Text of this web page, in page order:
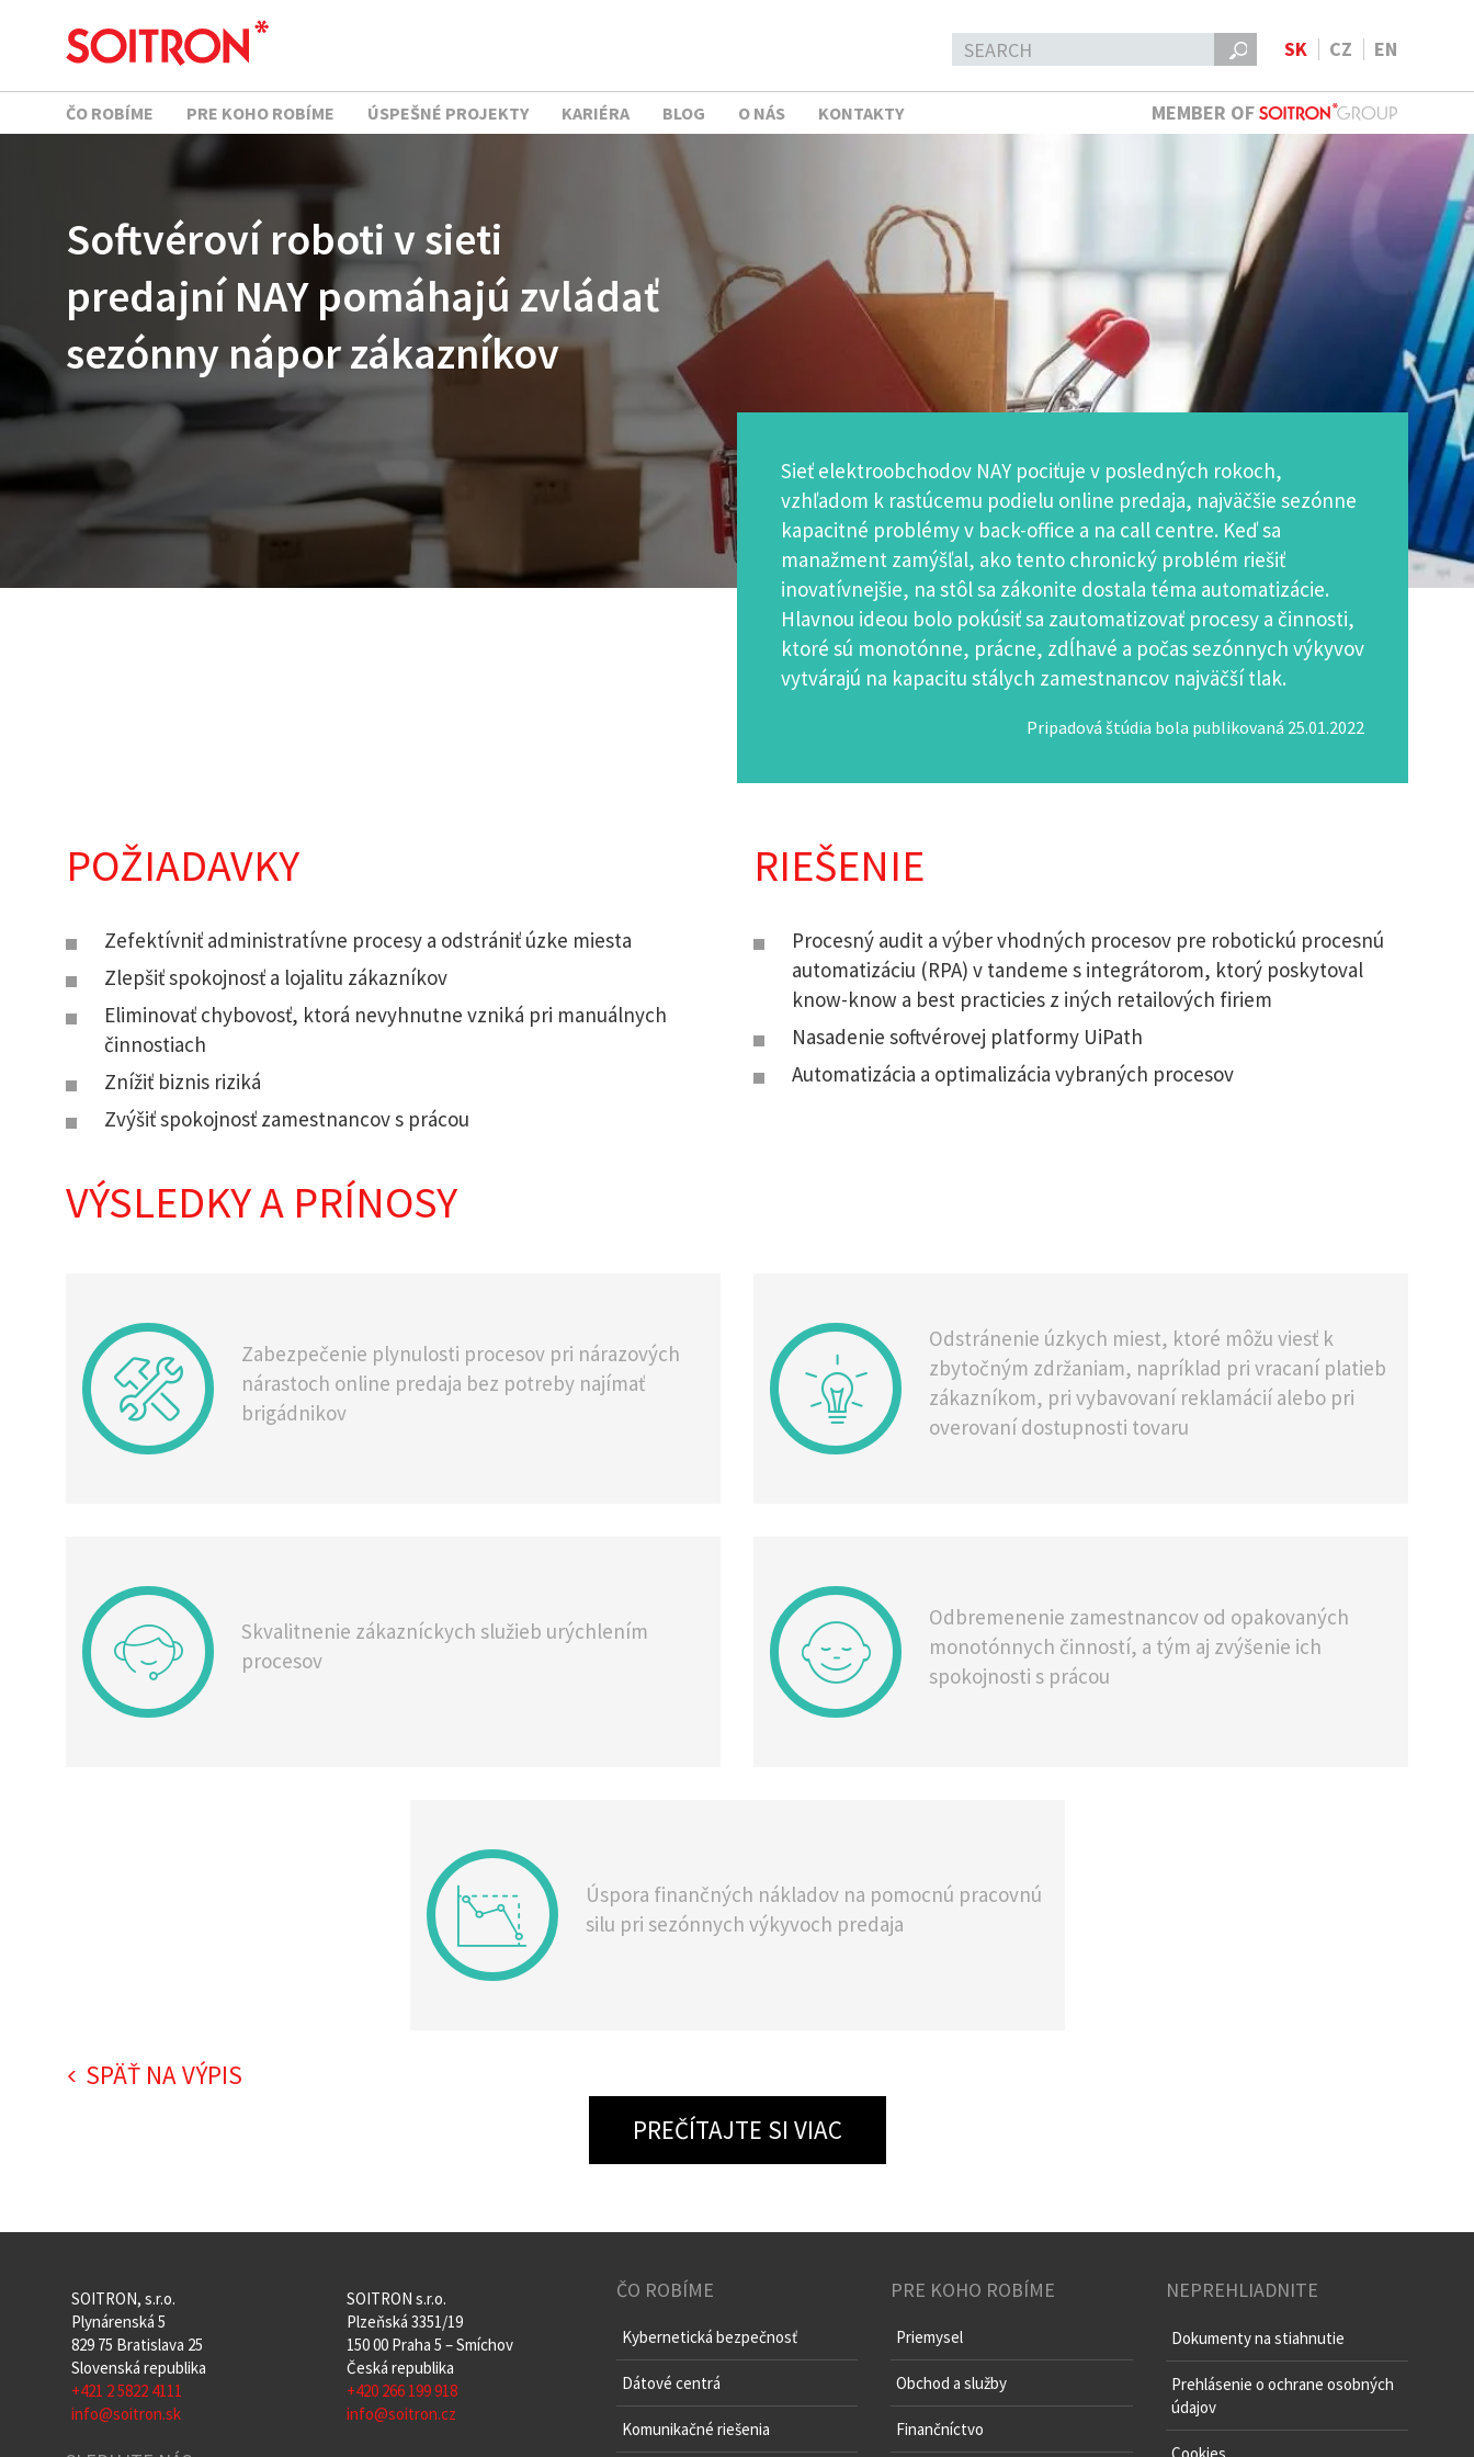
SK CZ EN
ČO ROBÍME PRE KOHO ROBÍME ÚSPEŠNÉ PROJEKTY KARIÉRA BLOG O NÁS KONTAKTY MEMBER OF
Softvéroví roboti v sieti
predajní NAY pomáhajú zvládať
sezónny nápor zákazníkov
Sieť elektroobchodov NAY pociťuje v posledných rokoch,
vzhľadom k rastúcemu podielu online predaja, najväčšie sezónne
kapacitné problémy v back-office a na call centre. Keď sa
manažment zamýšľal, ako tento chronický problém riešiť
inovatívnejšie, na stôl sa zákonite dostala téma automatizácie.
Hlavnou ideou bolo pokúsiť sa zautomatizovať procesy a činnosti,
ktoré sú monotónne, prácne, zdĺhavé a počas sezónnych výkyvov
vytvárajú na kapacitu stálych zamestnancov najväčší tlak.
Pripadová štúdia bola publikovaná 25.01.2022
POŽIADAVKY
Zefektívniť administratívne procesy a odstrániť úzke miesta
Zlepšiť spokojnosť a lojalitu zákazníkov
Eliminovať chybovosť, ktorá nevyhnutne vzniká pri manuálnych
činnostiach
Znížiť biznis riziká
Zvýšiť spokojnosť zamestnancov s prácou
RIEŠENIE
Procesný audit a výber vhodných procesov pre robotickú procesnú
automatizáciu (RPA) v tandeme s integrátorom, ktorý poskytoval
know-know a best practicies z iných retailových firiem
Nasadenie softvérovej platformy UiPath
Automatizácia a optimalizácia vybraných procesov
VÝSLEDKY A PRÍNOSY
Zabezpečenie plynulosti procesov pri nárazových
nárastoch online predaja bez potreby najímať
brigádnikov
Odstránenie úzkych miest, ktoré môžu viesť k
zbytočným zdržaniam, napríklad pri vracaní platieb
zákazníkom, pri vybavovaní reklamácií alebo pri
overovaní dostupnosti tovaru
Skvalitnenie zákazníckych služieb urýchlením
procesov
Odbremenenie zamestnancov od opakovaných
monotónnych činností, a tým aj zvýšenie ich
spokojnosti s prácou
Úspora finančných nákladov na pomocnú pracovnú
silu pri sezónnych výkyvoch predaja
PREČÍTAJTE SI VIAC
SPÄŤ NA VÝPIS
SOITRON, s.r.o.
Plynárenská 5
829 75 Bratislava 25
Slovenská republika
+421 2 5822 4111
info@soitron.sk
SOITRON s.r.o.
Plzeňská 3351/19
150 00 Praha 5 – Smíchov
Česká republika
+420 266 199 918
info@soitron.cz
ČO ROBÍME
Kybernetická bezpečnosť
Dátové centrá
Komunikačné riešenia
PRE KOHO ROBÍME
Priemysel
Obchod a služby
Finančníctvo
NEPREHLIADNITE
Dokumenty na stiahnutie
Prehlásenie o ochrane osobných
údajov